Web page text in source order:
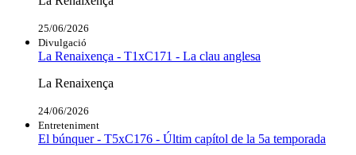
25/06/2026
Divulgació
La Renaixença - T1xC171 - La clau anglesa
La Renaixença
24/06/2026
Entreteniment
El búnquer - T5xC176 - Últim capítol de la 5a temporada